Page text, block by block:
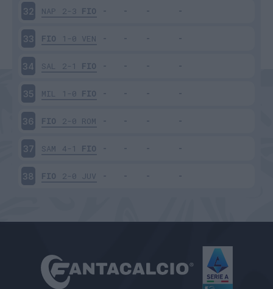
32 NAP 2-3 FIO
33 FIO 1-0 VEN
34 SAL 2-1 FIO
35 MIL 1-0 FIO
36 FIO 2-0 ROM
37 SAM 4-1 FIO
38 FIO 2-0 JUV